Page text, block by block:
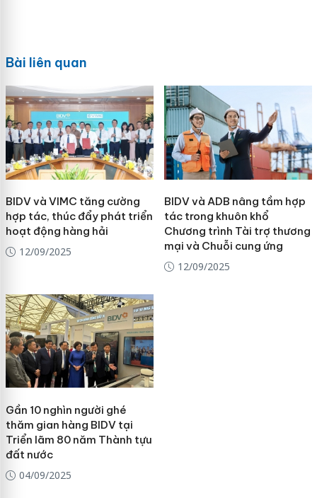
Bài liên quan
BIDV và VIMC tăng cường
hợp tác, thúc đẩy phát triển
hoạt động hàng hải
12/09/2025
BIDV và ADB nâng tầm hợp
tác trong khuôn khổ
Chương trình Tài trợ thương
mại và Chuỗi cung ứng
12/09/2025
Gần 10 nghìn người ghé
thăm gian hàng BIDV tại
Triển lãm 80 năm Thành tựu
đất nước
04/09/2025